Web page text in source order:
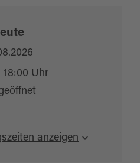
anzeigen
18:00 Uhr